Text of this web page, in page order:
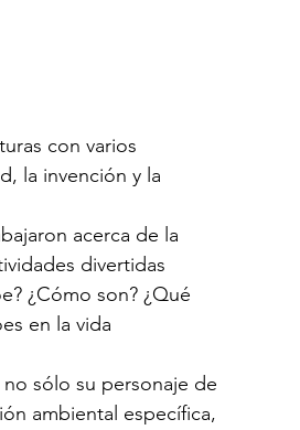
con varios
la invención y la
acerca de la
divertidas
¿Cómo son? ¿Qué
en la vida
sólo su personaje de
ambiental específica,